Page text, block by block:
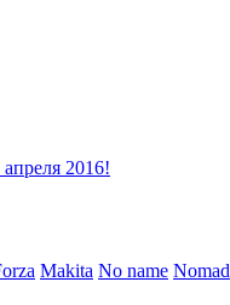
2016!
Makita No name Nomad